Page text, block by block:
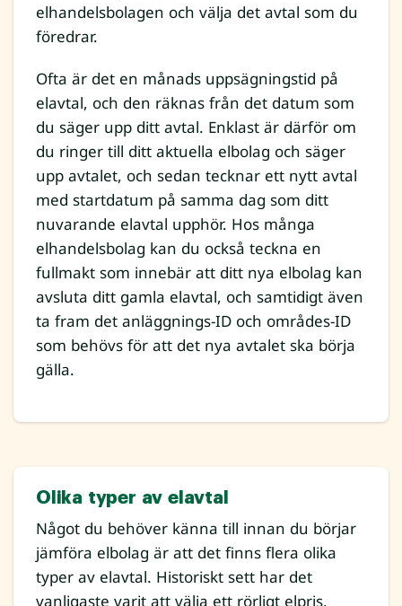
elhandelsbolagen och välja det avtal som du
föredrar.
Ofta är det en månads uppsägningstid på
elavtal, och den räknas från det datum som
du säger upp ditt avtal. Enklast är därför om
du ringer till ditt aktuella elbolag och säger
upp avtalet, och sedan tecknar ett nytt avtal
med startdatum på samma dag som ditt
nuvarande elavtal upphör. Hos många
elhandelsbolag kan du också teckna en
fullmakt som innebär att ditt nya elbolag kan
avsluta ditt gamla elavtal, och samtidigt även
ta fram det anläggnings-ID och områdes-ID
som behövs för att det nya avtalet ska börja
gälla.
Olika typer av elavtal
Något du behöver känna till innan du börjar
jämföra elbolag är att det finns flera olika
typer av elavtal. Historiskt sett har det
vanligaste varit att välja ett rörligt elpris,